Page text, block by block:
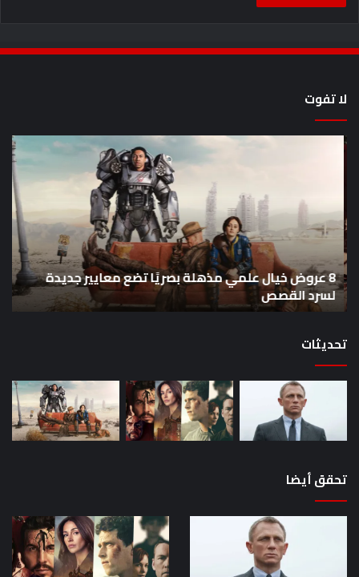
لا تفوت
8
مذهلة
بصريًا
معايير
جديدة
لسرد
القصص
8 عروض خيال علمي مذهلة بصريًا تضع معايير جديدة
لسرد القصص
تحديثات
تحقق أيضا